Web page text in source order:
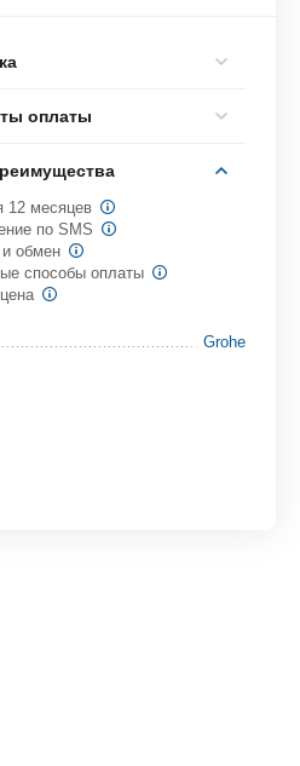
оплаты
12 месяцев
по SMS
обмен
способы оплаты
Grohe